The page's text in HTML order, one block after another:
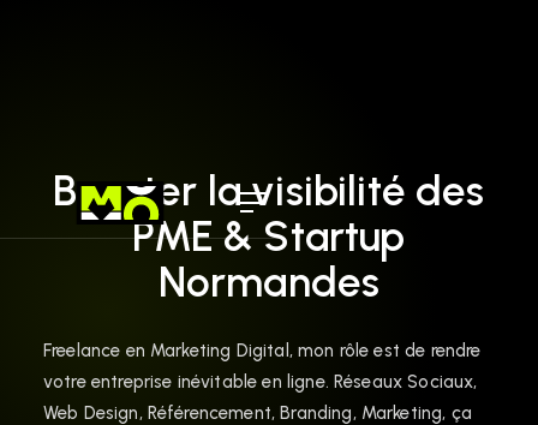
Booster la visibilité des
PME & Startup
Normandes
Freelance en Marketing Digital, mon rôle est de rendre
votre entreprise inévitable en ligne. Réseaux Sociaux,
Web Design, Référencement, Branding, Marketing, ça